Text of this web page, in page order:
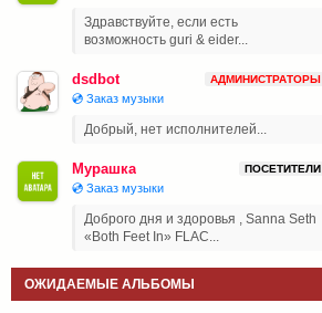
Здравствуйте, если есть
возможность guri & eider...
dsdbot АДМИНИСТРАТОРЫ
💿 Заказ музыки
Добрый, нет исполнителей...
Мурашка ПОСЕТИТЕЛИ
💿 Заказ музыки
Доброго дня и здоровья , Sanna Seth
«Both Feet In» FLAC...
ОЖИДАЕМЫЕ АЛЬБОМЫ